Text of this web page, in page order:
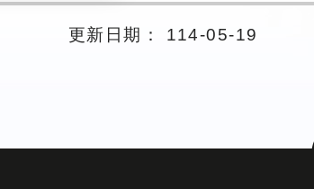
更新日期： 114-05-19